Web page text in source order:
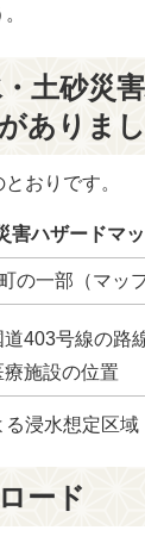
土砂災
ありま
おりです。
害ハザードマ
の一部（マッ
道403号線の路
療施設の位置
浸水想定区
ード